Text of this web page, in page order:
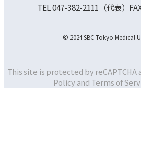
TEL 047-382-2111（代表）
© 2024 SBC Tokyo Medical
This site is protected by reCAPTCHA
Policy and Terms of